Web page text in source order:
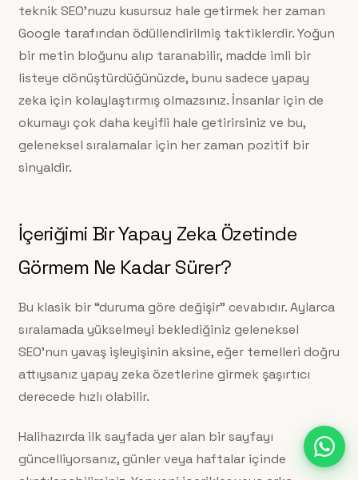
teknik SEO’nuzu kusursuz hale getirmek her zaman
Google tarafından ödüllendirilmiş taktiklerdir. Yoğun
bir metin bloğunu alıp taranabilir, madde imli bir
listeye dönüştürdüğünüzde, bunu sadece yapay
zeka için kolaylaştırmış olmazsınız. İnsanlar için de
okumayı çok daha keyifli hale getirirsiniz ve bu,
geleneksel sıralamalar için her zaman pozitif bir
sinyaldir.
İçeriğimi Bir Yapay Zeka Özetinde
Görmem Ne Kadar Sürer?
Bu klasik bir “duruma göre değişir” cevabıdır. Aylarca
sıralamada yükselmeyi beklediğiniz geleneksel
SEO’nun yavaş işleyişinin aksine, eğer temelleri doğru
attıysanız yapay zeka özetlerine girmek şaşırtıcı
derecede hızlı olabilir.
Halihazırda ilk sayfada yer alan bir sayfayı
güncelliyorsanız, günler veya haftalar içinde